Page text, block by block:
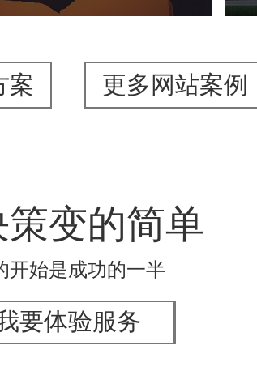
案 更多网站案例
变的简单
开始是成功的一半
要体验服务